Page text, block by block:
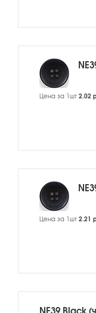
Цена за 1шт 2.02
Цена за 1шт 2.21